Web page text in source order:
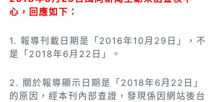
心，回應如下：
1. 報導刊載日期是「2016年10月29日」，不
是「2018年6月22日」。
2. 關於報導顯示日期是「2018年6月22日」
的原因，經本刊內部查證，發現係因網站後台